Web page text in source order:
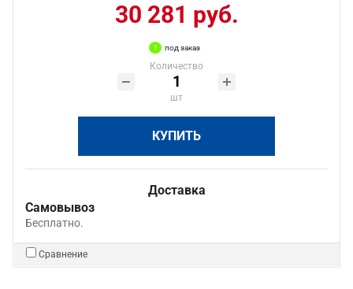
30 281 руб.
под заказ
Количество
шт
КУПИТЬ
Доставка
Самовывоз
Бесплатно.
Сравнение